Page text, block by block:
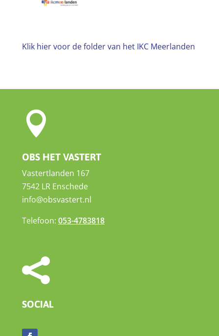
Klik hier voor de folder van het IKC Meerlanden

OBS HET VASTERT
Vastertlanden 167
7542 LR Enschede
info@obsvastert.nl
Telefoon: 053-4783818

SOCIAL